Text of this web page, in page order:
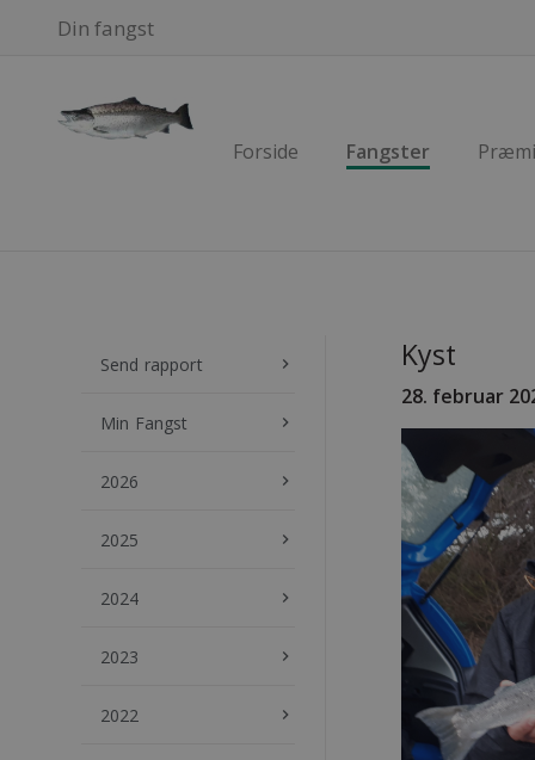
Din fangst
Forside Fangster
Send rapport keyboard_arrow_right
Min Fangst keyboard_arrow_right
2026 keyboard_arrow_right
2025 keyboard_arrow_right
2024 keyboard_arrow_right
2023 keyboard_arrow_right
2022 keyboard_arrow_right
Kyst
28. februar